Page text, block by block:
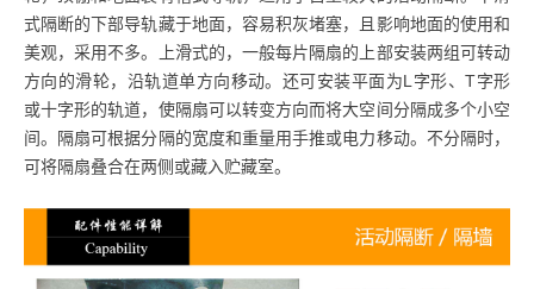
式隔断的下部导轨藏于地面，容易积灰堵塞，且影响地面的使用和
美观，采用不多。上滑式的，一般每片隔扇的上部安装两组可转动
方向的滑轮，沿轨道单方向移动。还可安装平面为L字形、T字形
或十字形的轨道，使隔扇可以转变方向而将大空间分隔成多个小空
间。隔扇可根据分隔的宽度和重量用手推或电力移动。不分隔时，
可将隔扇叠合在两侧或藏入贮藏室。